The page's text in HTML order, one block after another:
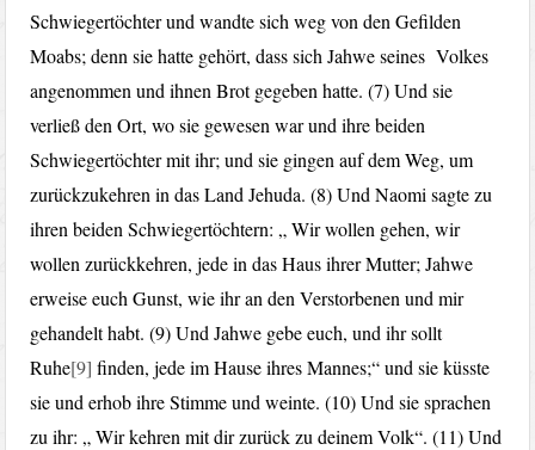
Schwiegertöchter und wandte sich weg von den Gefilden
Moabs; denn sie hatte gehört, dass sich Jahwe seines Volkes
angenommen und ihnen Brot gegeben hatte. (7) Und sie
verließ den Ort, wo sie gewesen war und ihre beiden
Schwiegertöchter mit ihr; und sie gingen auf dem Weg, um
zurückzukehren in das Land Jehuda. (8) Und Naomi sagte zu
ihren beiden Schwiegertöchtern: „ Wir wollen gehen, wir
wollen zurückkehren, jede in das Haus ihrer Mutter; Jahwe
erweise euch Gunst, wie ihr an den Verstorbenen und mir
gehandelt habt. (9) Und Jahwe gebe euch, und ihr sollt
Ruhe[9] finden, jede im Hause ihres Mannes;“ und sie küsste
sie und erhob ihre Stimme und weinte. (10) Und sie sprachen
zu ihr: „ Wir kehren mit dir zurück zu deinem Volk“. (11) Und